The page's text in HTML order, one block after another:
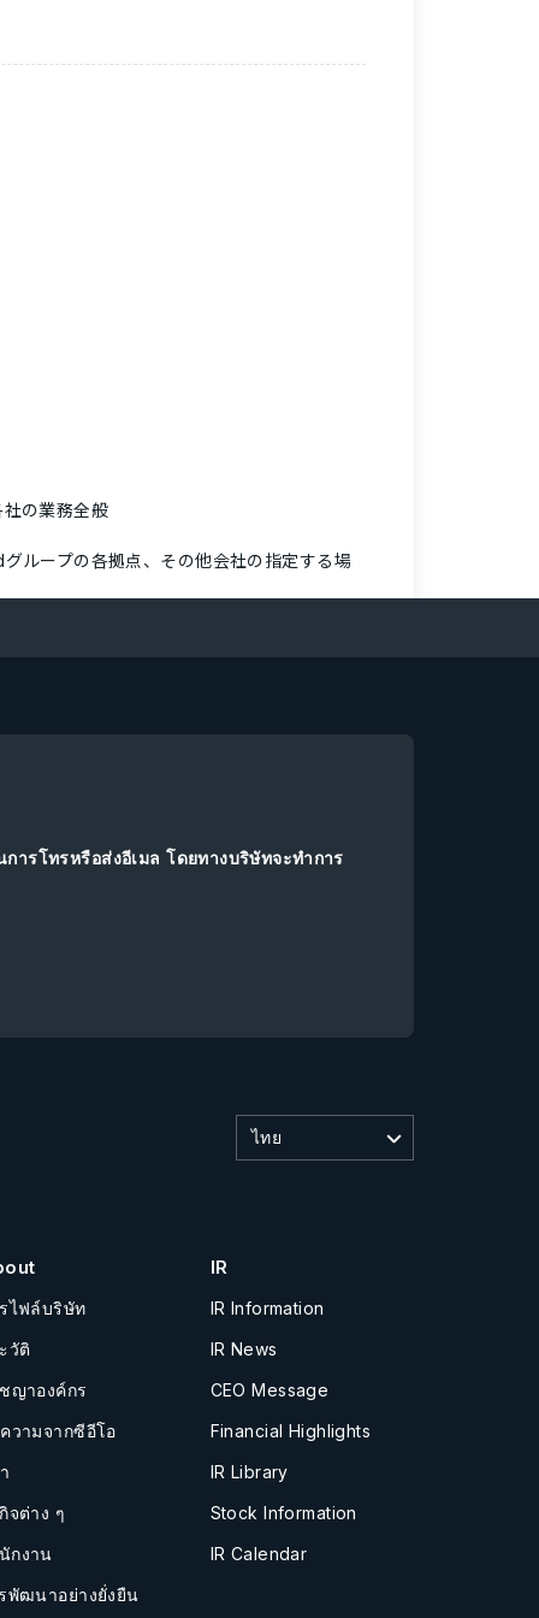
の業務全般
ループの各拠点、その他会社の指定する場
ารโทรหรือส่งอีเมล โดยทางบริษัทจะทำการ
ไทย
ไฟล์บริษัท
วัติ
ญาองค์กร
วามจากซีอีโอ
จต่าง ๆ
กงาน
พัฒนาอย่างยั่งยืน
IR
IR Information
IR News
CEO Message
Financial Highlights
IR Library
Stock Information
IR Calendar